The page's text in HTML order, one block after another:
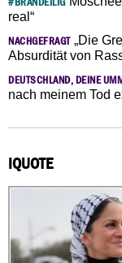
real“
NACHGEFRAGT„Die
Absurdität von
DEUTSCHLAND, DEINE
nach meinem Tod
IQUOTE